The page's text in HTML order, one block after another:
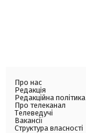
Про нас
Редакція
Редакційна політика
Про телеканал
Телеведучі
Вакансії
Структура власності